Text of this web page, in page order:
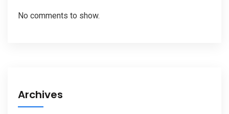
No comments to show.
Archives